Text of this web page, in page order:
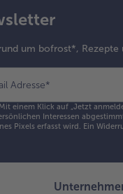
um bofrost*, Rezepte
Adresse*
einem Klick auf „Jetzt
Interessen
Pixels erfasst wird. Ein